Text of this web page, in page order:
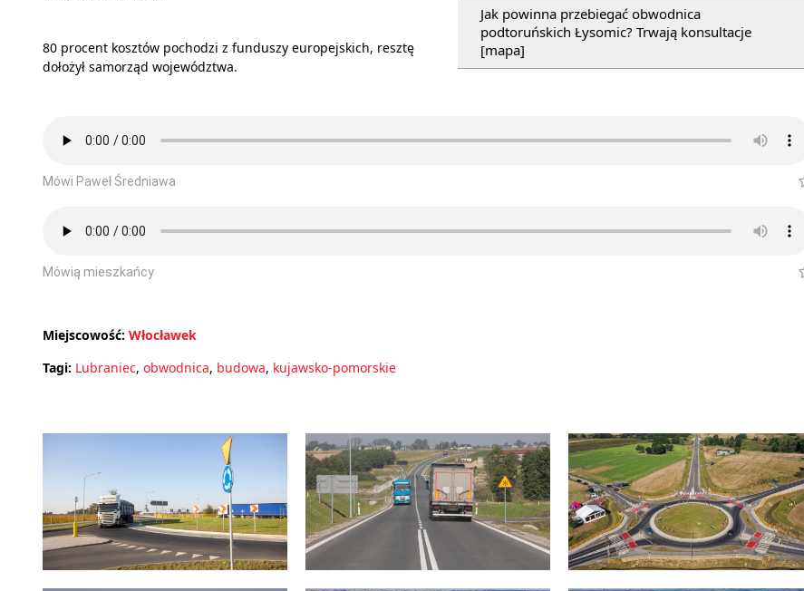
Jak powinna przebiegać obwodnica
podtoruńskich Łysomic? Trwają konsultacje
[mapa]
80 procent kosztów pochodzi z funduszy europejskich, resztę
dołożył samorząd województwa.
Mówi Paweł Średniawa
Mówią mieszkańcy
Miejscowość: Włocławek
Tagi: Lubraniec, obwodnica, budowa, kujawsko-pomorskie